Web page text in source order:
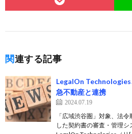
関連する記事
LegalOn
急不動産と連携
2024.07.19
「広域渋谷圏」対象、法
した契約書の審査・管理